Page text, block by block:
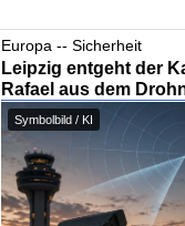
Europa -- Sicherheit
Leipzig entgeht der
Rafael aus dem
Symbolbild / KI